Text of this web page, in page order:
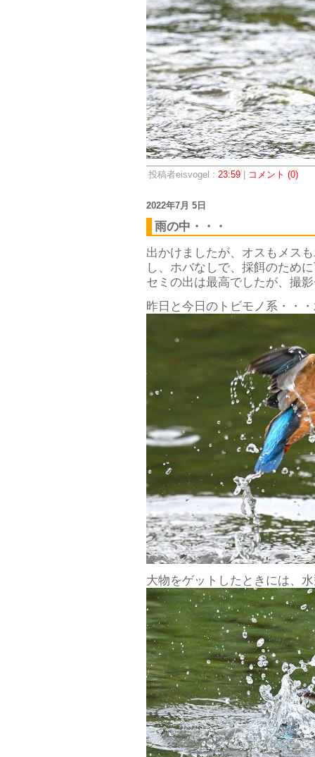
投稿者eisvogel : 23:59| コメント (0)
2022年7月 5日
雨の中・・・
出かけましたが、オスもメス
し、ホバなしで、採餌のため
セミの出は最高でしたが、撮
昨日と今日のトビモノ系・・
大物をゲットしたときには、